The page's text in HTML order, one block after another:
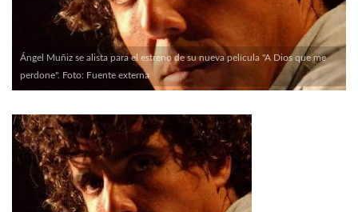
Ángel Muñiz se alista para el estreno de su nueva película "A Dios que me
perdone". Foto: Fuente externa